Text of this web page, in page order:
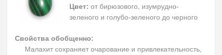
Цвет: от бирюзового, изумрудно-
зеленого и голубо-зеленого до черного
Свойства обобщенно:
Малахит сохраняет очарование и привлекательность,